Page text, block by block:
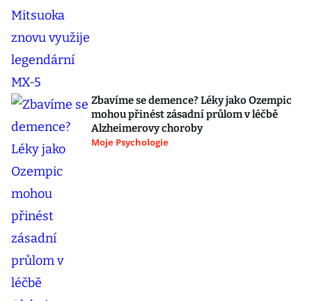
Zbavíme se demence? Léky jako Ozempic
mohou přinést zásadní průlom v léčbě
Alzheimerovy choroby
Moje Psychologie